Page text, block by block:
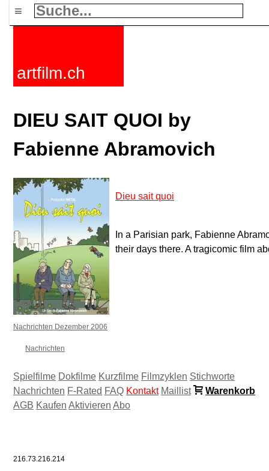
≡
artfilm.ch
DIEU SAIT QUOI by
Fabienne Abramovich
Dieu sait quoi
In a Parisian park, Fabienne
their days there. A tragicomic film
Nachrichten Dezember 2006
Nachrichten
Spielfilme Dokfilme Kurzfilme Filmzyklen Stichworte
Nachrichten F-Rated FAQ Kontakt Maillist
Warenkorb
AGB Kaufen Aktivieren Abo
216.73.216.214